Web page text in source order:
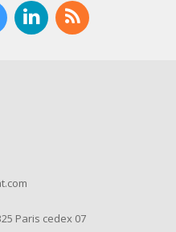
Paris cedex 07